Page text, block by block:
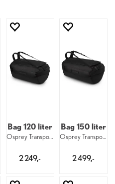
Bag 120 liter
Osprey Transporter 120 1073
2 249,-
Bag 150 liter
Osprey Transporter 150 1073
2 499,-